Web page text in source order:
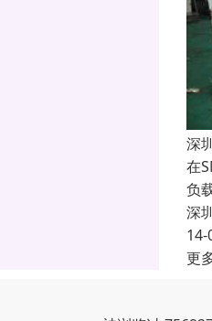
深
在
负
深
14-
更